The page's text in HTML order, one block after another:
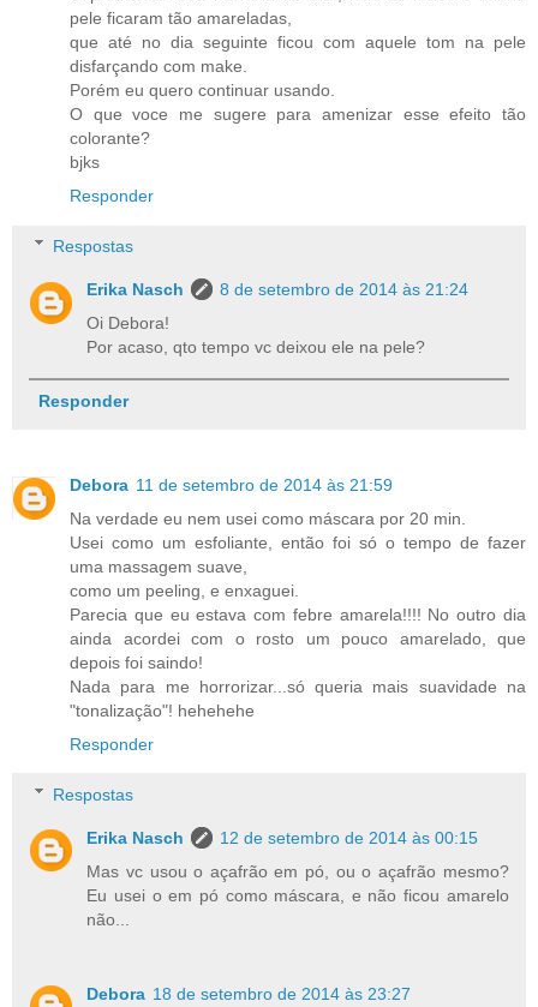
pele ficaram tão amareladas,
que até no dia seguinte ficou com aquele tom na pele
disfarçando com make.
Porém eu quero continuar usando.
O que voce me sugere para amenizar esse efeito tão
colorante?
bjks
Responder
Respostas
Erika Nasch
8 de setembro de 2014 às 21:24
Oi Debora!
Por acaso, qto tempo vc deixou ele na pele?
Responder
Debora 11 de setembro de 2014 às 21:59
Na verdade eu nem usei como máscara por 20 min.
Usei como um esfoliante, então foi só o tempo de fazer
uma massagem suave,
como um peeling, e enxaguei.
Parecia que eu estava com febre amarela!!!! No outro dia
ainda acordei com o rosto um pouco amarelado, que
depois foi saindo!
Nada para me horrorizar...só queria mais suavidade na
"tonalização"! hehehehe
Responder
Respostas
Erika Nasch
12 de setembro de 2014 às 00:15
Mas vc usou o açafrão em pó, ou o açafrão mesmo?
Eu usei o em pó como máscara, e não ficou amarelo
não...
Debora 18 de setembro de 2014 às 23:27